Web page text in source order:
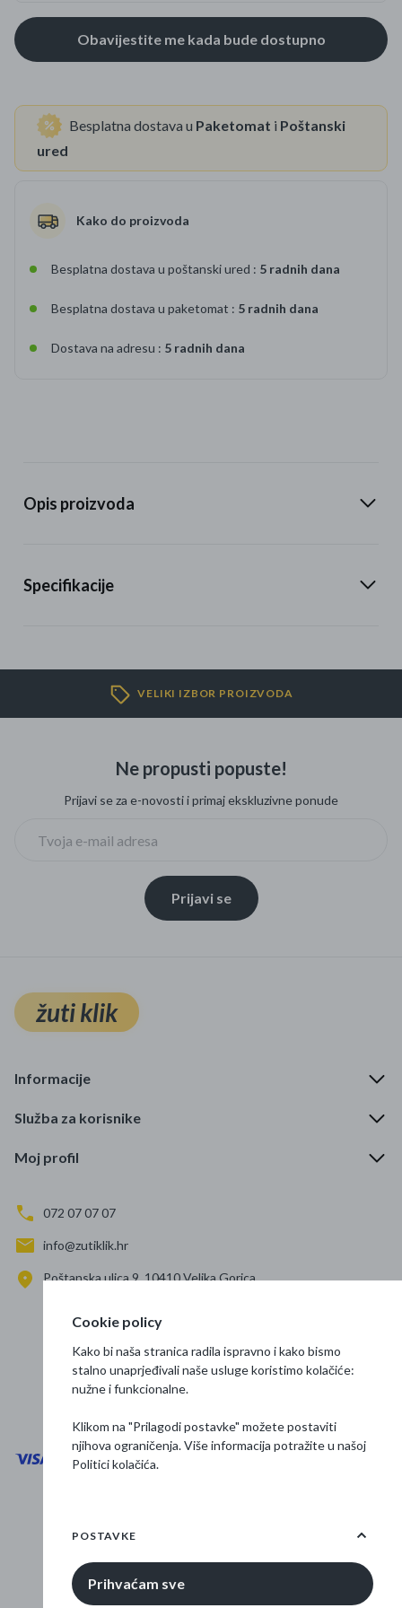
Besplatna dostava u Paketomat i Poštanski
ured
Kako do proizvoda
Besplatna dostava u poštanski ured : 5 radnih dana
Besplatna dostava u paketomat : 5 radnih dana
Dostava na adresu : 5 radnih dana
Opis proizvoda
Specifikacije
VELIKI IZBOR PROIZVODA
Ne propusti popuste!
Prijavi se za e-novosti i primaj ekskluzivne ponude
Prijavi se
žuti klik
Informacije
Služba za korisnike
Moj profil
072 07 07 07
info@zutiklik.hr
Poštanska ulica 9, 10410 Velika Gorica
Prati nas
Osnovne informacije
© 2026 Žuti klik
Cookie policy
Kako bi naša stranica radila ispravno i kako bismo
stalno unaprjeđivali naše usluge koristimo kolačiće:
nužne i funkcionalne.
Klikom na "Prilagodi postavke" možete postaviti
njihova ograničenja. Više informacija potražite u našoj
Politici kolačića.
POSTAVKE
Prihvaćam sve